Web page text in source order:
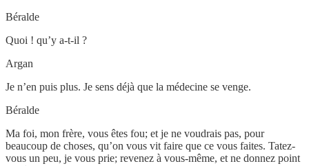
Béralde
Quoi ! qu’y a-t-il ?
Argan
Je n’en puis plus. Je sens déjà que la médecine se venge.
Béralde
Ma foi, mon frère, vous êtes fou; et je ne voudrais pas, pour
beaucoup de choses, qu’on vous vit faire que ce vous faites. Tatez-
vous un peu, je vous prie; revenez à vous-même, et ne donnez point